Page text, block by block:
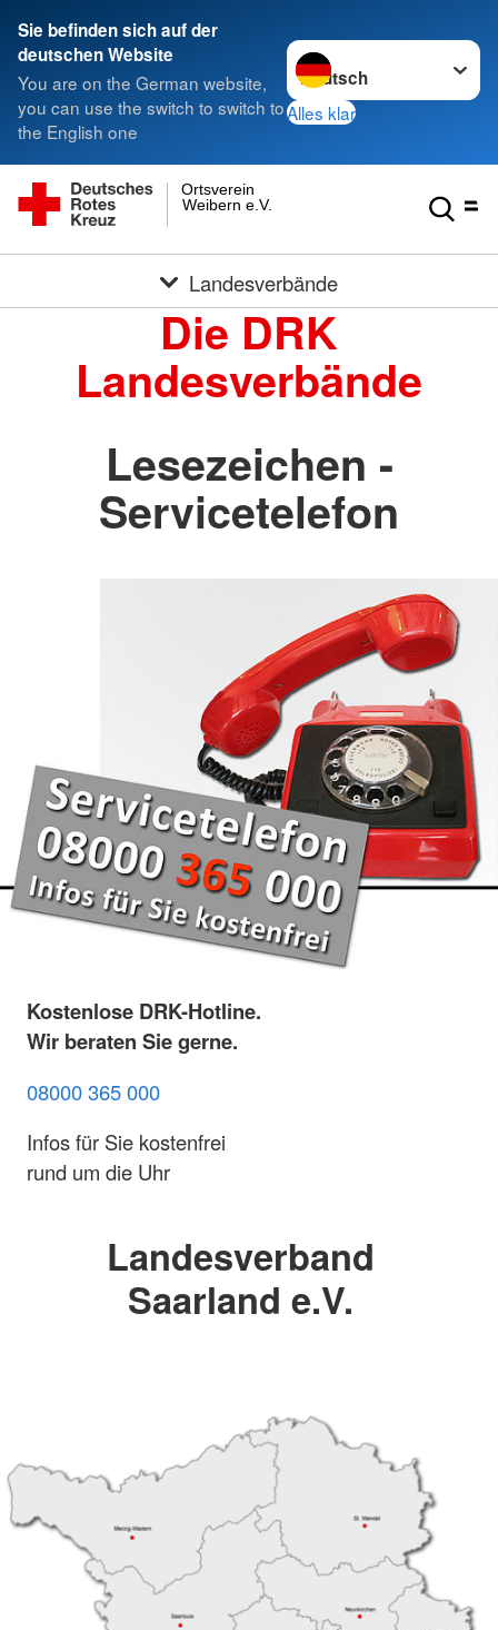
Sie befinden sich auf der
deutschen Website
You are on the German website,
you can use the switch to switch to
the English one
Sprache wechseln zu
Alles klar
Weibern e.V.
Ortsverein
Landesverbände
Die DRK
Landesverbände
Lesezeichen -
Servicetelefon
Kostenlose DRK-Hotline.
Wir beraten Sie gerne.
08000 365 000
Infos für Sie kostenfrei
rund um die Uhr
Landesverband
Saarland e.V.